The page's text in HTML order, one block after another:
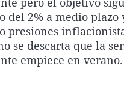
del 2% a medio plazo
presiones
se descarta que la
empiece en verano.